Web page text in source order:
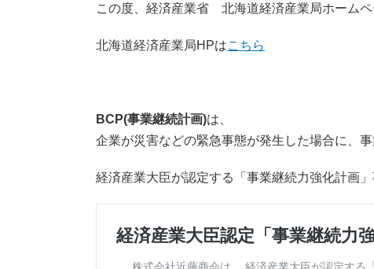
この度、経済産業省 北海道経済産業局ホーム
北海道経済産業局HPはこちら
BCP(事業継続計画)は、
企業が災害などの緊急事態が発生した場合に、
経済産業大臣が認定する「事業継続力強化計画